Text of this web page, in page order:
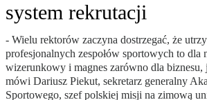
system rekrutacji
- Wielu rektorów zaczyna dostrzegać, że
profesjonalnych zespołów sportowych to dla
wizerunkowy i magnes zarówno dla biznesu,
mówi Dariusz Piekut, sekretarz generalny
Sportowego, szef polskiej misji na zimową